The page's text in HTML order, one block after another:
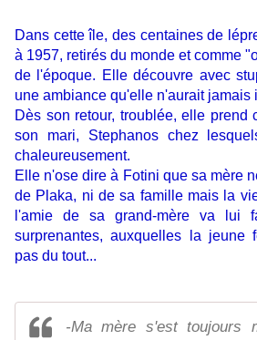
Dans cette île, des centaines de
à 1957, retirés du monde et comme
de l'époque. Elle découvre avec
une ambiance qu'elle n'aurait jamais
Dès son retour, troublée, elle prend
son mari, Stephanos chez
chaleureusement.
Elle n'ose dire à Fotini que sa mère
de Plaka, ni de sa famille mais la
l'amie de sa grand-mère va lui
surprenantes, auxquelles la jeune
pas du tout...
-Ma mère s'est toujours